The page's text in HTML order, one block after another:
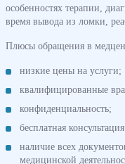
особенностях терапии,
время вывода из ломки,
Плюсы обращения в
низкие цены на услуги;
квалифицированные
конфиденциальность;
бесплатная
наличие всех
медицинской